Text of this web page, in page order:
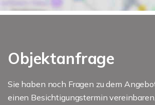
Objektanfrage
Sie haben noch Fragen zu dem
einen Besichtigungstermin